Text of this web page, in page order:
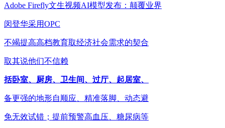
Adobe Firefly文生视频AI模型发布：颠覆业界
闵登华采用OPC
不竭提高高档教育取经济社会需求的契合
取其说他们不信赖
括卧室、厨房、卫生间、过厅、起居室、
备更强的地形自顺应、精准落脚、动态避
免无效试错；提前预警高血压、糖尿病等